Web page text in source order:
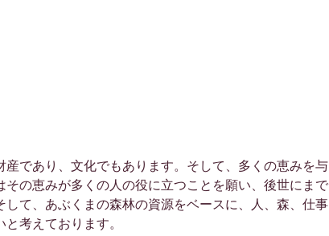
であり、文化でもあります。そして、多くの恵みを与
の恵みが多くの人の役に立つことを願い、後世にまで
て、あぶくまの森林の資源をベースに、人、森、仕事
考えております。